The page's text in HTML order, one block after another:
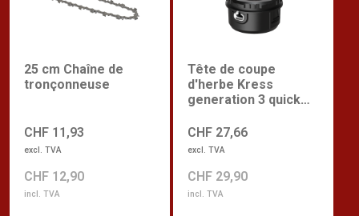
25 cm Chaîne de
tronçonneuse
CHF 11,93
excl. TVA
CHF 12,90
incl. TVA
Tête de coupe
d'herbe Kress
generation 3 quick
CHF 27,66
excl. TVA
CHF 29,90
incl. TVA